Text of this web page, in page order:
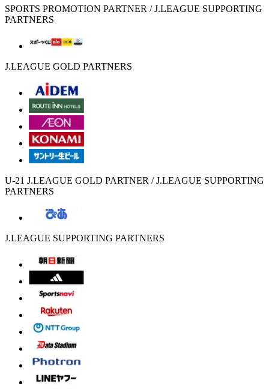
SPORTS PROMOTION PARTNER / J.LEAGUE SUPPORTING
PARTNERS
J.LEAGUE GOLD PARTNERS
U-21 J.LEAGUE GOLD PARTNER / J.LEAGUE SUPPORTING
PARTNERS
J.LEAGUE SUPPORTING PARTNERS